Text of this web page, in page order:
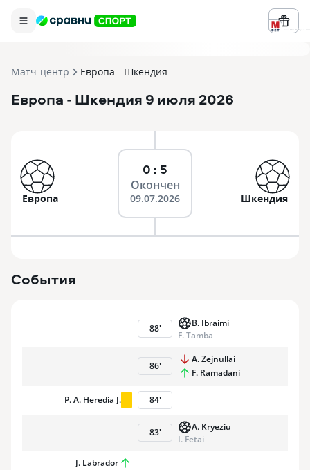
Реклама ООО «БК «Марафон» ИНН
Матч-центр Европа - Шкендия
Европа - Шкендия 9 июля 2026
Европа
0 : 5
Окончен
09.07.2026 Шкендия
События
88'
B. Ibraimi
F. Tamba
86'
A. Zejnullai
F. Ramadani
P. A. Heredia J. 84'
83'
A. Kryeziu
I. Fetai
J. Labrador